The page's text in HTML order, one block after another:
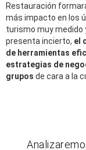
Restauración
más impacto en los
turismo muy medido
presenta incierto, el
de herramientas
estrategias de
grupos de cara a la